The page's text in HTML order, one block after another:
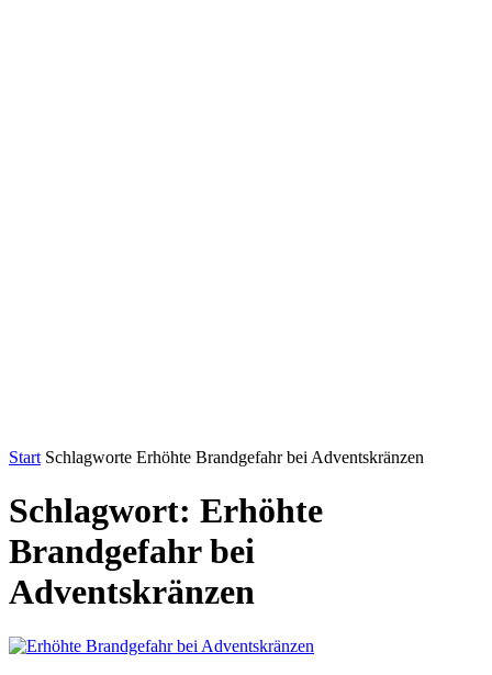
Start Schlagworte Erhöhte Brandgefahr bei Adventskränzen
Schlagwort: Erhöhte
Brandgefahr bei
Adventskränzen